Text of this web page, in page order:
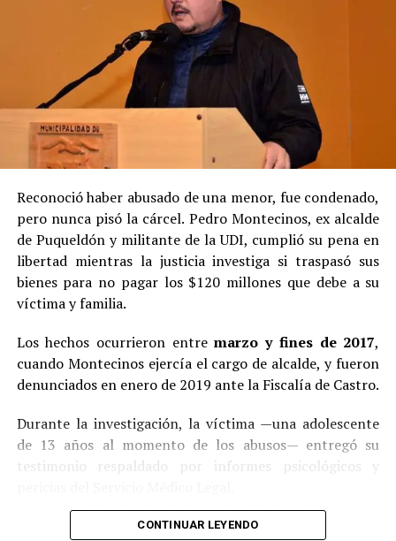
Reconoció haber abusado de una menor, fue condenado,
pero nunca pisó la cárcel. Pedro Montecinos, ex alcalde
de Puqueldón y militante de la UDI, cumplió su pena en
libertad mientras la justicia investiga si traspasó sus
bienes para no pagar los $120 millones que debe a su
víctima y familia.
Los hechos ocurrieron entremarzo y fines de 2017,
cuando Montecinos ejercía el cargo de alcalde, y fueron
denunciados en enero de 2019 ante la Fiscalía de Castro.
Durante la investigación, la víctima —una adolescente
de 13 años al momento de los abusos— entregó su
testimonio respaldado por informes psicológicos y
Ante la contundencia de los antecedentes, el imputado
aceptó los cargosen un procedimiento abreviado,
CONTINUAR LEYENDO